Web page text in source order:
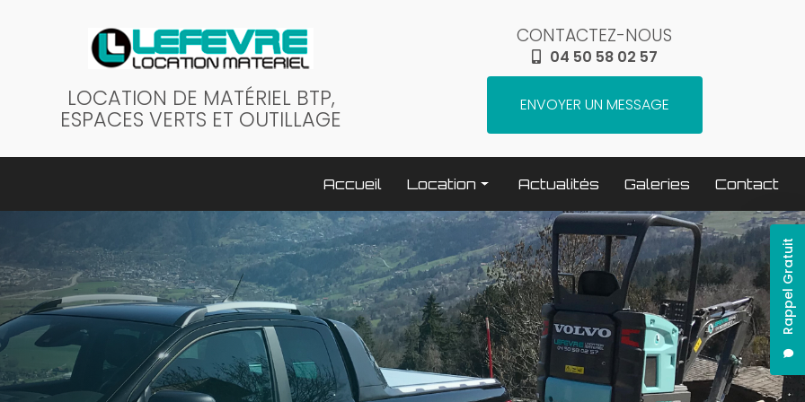
LOCATION DE MATÉRIEL BTP,
ESPACES VERTS ET OUTILLAGE
CONTACTEZ-NOUS
04 50 58 02 57
ENVOYER UN MESSAGE
Rappel Gratuit
Accueil
Location
Terrassement / compactage
Transport
Elévation / levage
Espaces verts
Traitement béton
Nettoyage
Actualités Galeries Contact